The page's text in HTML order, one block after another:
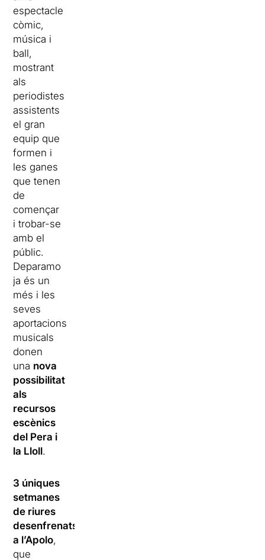
espectacle
còmic,
música i
ball,
mostrant
als
periodistes
assistents
el gran
equip que
formen i
les ganes
que tenen
de
començar
i trobar-se
amb el
públic.
Deparamo
ja és un
més i les
seves
aportacions
musicals
donen
una nova
possibilitat
als
recursos
escènics
del Pera i
la Lloll.
3 úniques
setmanes
de riures
desenfrenats
a l’Apolo,
que